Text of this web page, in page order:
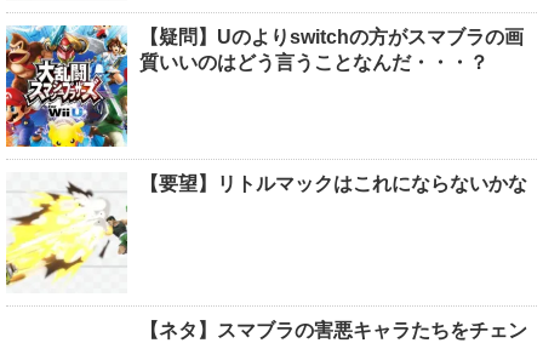
【疑問】Uのよりswitchの方がスマブラの画
質いいのはどう言うことなんだ・・・？
【要望】リトルマックはこれにならないかな
【ネタ】スマブラの害悪キャラたちをチェン